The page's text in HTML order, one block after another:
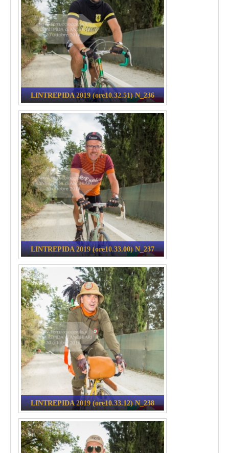
LINTREPIDA 2019 (ore10.32.51) N_236
LINTREPIDA 2019 (ore10.33.00) N_237
LINTREPIDA 2019 (ore10.33.12) N_238